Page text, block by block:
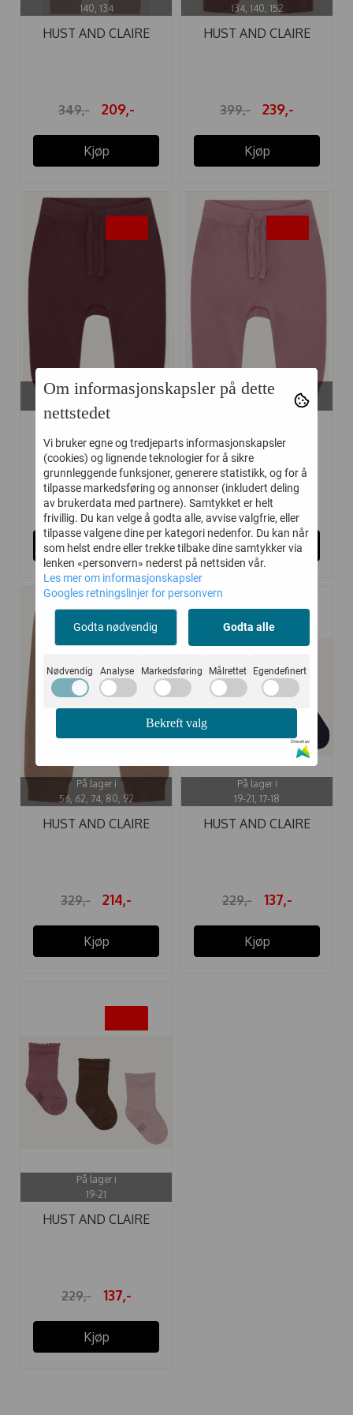
140, 134
HUST AND CLAIRE
349,- 209,-
Kjøp
134, 140, 152
HUST AND CLAIRE
399,- 239,-
Kjøp
På lager i
BUKSE ...
329,- 214,-
Kjøp
På lager i
BUKSE ...
329,- 214,-
Kjøp
-35%
På lager i
56, 62, 74, 80, 92
HUST AND CLAIRE
329,- 214,-
Kjøp
-40%
På lager i
19-21, 17-18
HUST AND CLAIRE
229,- 137,-
Kjøp
På lager i
19-21
HUST AND CLAIRE
229,- 137,-
Kjøp
Om informasjonskapsler på dette
nettstedet
Vi bruker egne og tredjeparts informasjonskapsler
(cookies) og lignende teknologier for å sikre
grunnleggende funksjoner, generere statistikk, og for å
tilpasse markedsføring og annonser (inkludert deling
av brukerdata med partnere). Samtykket er helt
frivillig. Du kan velge å godta alle, avvise valgfrie, eller
tilpasse valgene dine per kategori nedenfor. Du kan når
som helst endre eller trekke tilbake dine samtykker via
lenken «personvern» nederst på nettsiden vår.
Les mer om informasjonskapsler
Googles retningslinjer for personvern
Godta nødvendig Godta alle
Nødvendig Analyse Markedsføring Målrettet Egendefinert
Bekreft valg
Drevet av